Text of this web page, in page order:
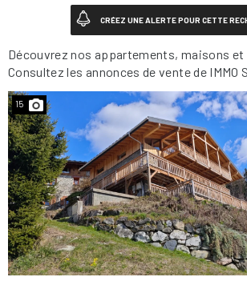
Découvrez nos appartements, maisons et
Consultez les annonces de vente de IMMO
15